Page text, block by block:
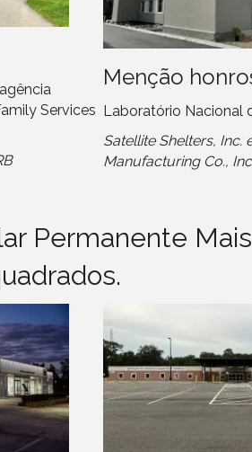
Services
Menção
Laboratório Nacional
Satellite Shelters, Inc.
Manufacturing Co.,
Permanente